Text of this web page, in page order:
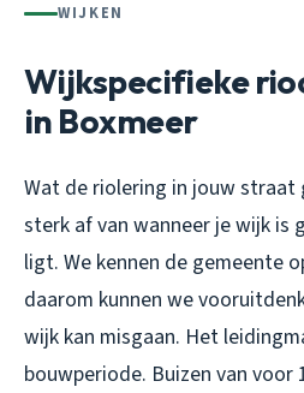
WIJKEN
Wijkspecifieke
in Boxmeer
Wat de riolering in jouw
sterk af van wanneer je wijk is
ligt. We kennen de gemeente
daarom kunnen we
wijk kan misgaan. Het
bouwperiode. Buizen van voor